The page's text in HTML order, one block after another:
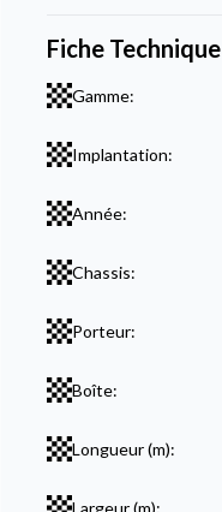
Fiche Technique
Gamme:
Implantation:
Année:
Chassis:
Porteur:
Boîte:
Longueur (m):
Largeur (m):